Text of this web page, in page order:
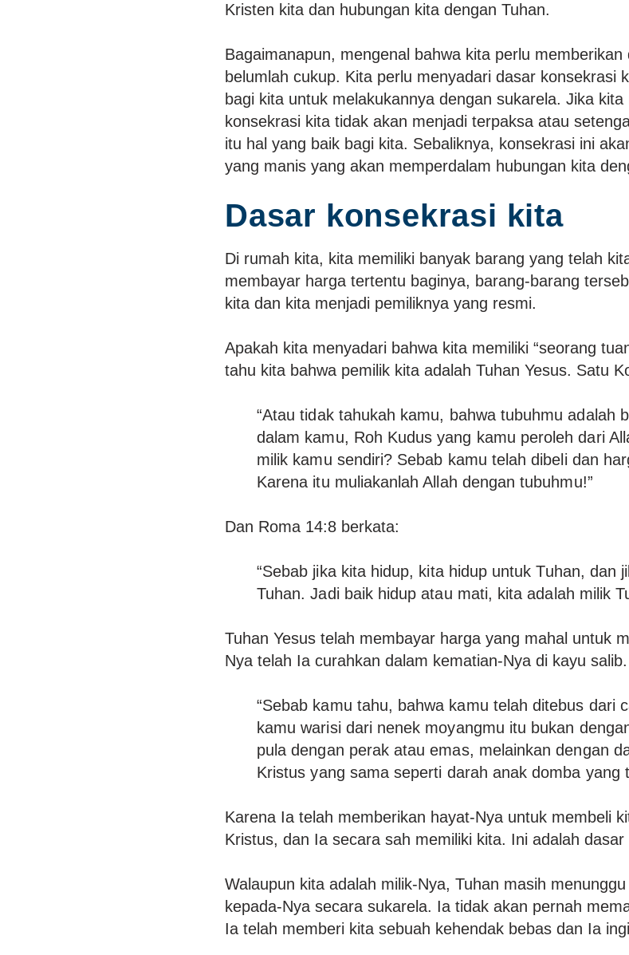
Kristen kita dan hubungan kita dengan Tuhan.
Bagaimanapun, mengenal bahwa kita perlu memberikan
belumlah cukup. Kita perlu menyadari dasar konsekrasi
bagi kita untuk melakukannya dengan sukarela. Jika
konsekrasi kita tidak akan menjadi terpaksa atau
itu hal yang baik bagi kita. Sebaliknya, konsekrasi ini
yang manis yang akan memperdalam hubungan kita
Dasar konsekrasi kita
Di rumah kita, kita memiliki banyak barang yang telah
membayar harga tertentu baginya, barang-barang
kita dan kita menjadi pemiliknya yang resmi.
Apakah kita menyadari bahwa kita memiliki “seorang
tahu kita bahwa pemilik kita adalah Tuhan Yesus. Satu
“Atau tidak tahukah kamu, bahwa tubuhmu adalah
dalam kamu, Roh Kudus yang kamu peroleh dari
milik kamu sendiri? Sebab kamu telah dibeli dan
Karena itu muliakanlah Allah dengan tubuhmu!”
Dan Roma 14:8 berkata:
“Sebab jika kita hidup, kita hidup untuk Tuhan, dan
Tuhan. Jadi baik hidup atau mati, kita adalah milik
Tuhan Yesus telah membayar harga yang mahal untuk
Nya telah Ia curahkan dalam kematian-Nya di kayu
“Sebab kamu tahu, bahwa kamu telah ditebus dari
kamu warisi dari nenek moyangmu itu bukan
pula dengan perak atau emas, melainkan dengan
Kristus yang sama seperti darah anak domba yang
Karena Ia telah memberikan hayat-Nya untuk membeli
Kristus, dan Ia secara sah memiliki kita. Ini adalah
Walaupun kita adalah milik-Nya, Tuhan masih
kepada-Nya secara sukarela. Ia tidak akan pernah
Ia telah memberi kita sebuah kehendak bebas dan Ia